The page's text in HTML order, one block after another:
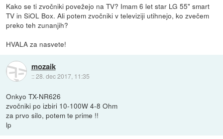
Kako se ti zvočniki povežejo na TV? Imam 6 let star LG 55" smart
TV in SiOL Box. Ali potem zvočniki v televiziji utihnejo, ko zvečem
preko teh zunanjih?
HVALA za nasvete!
mozaik
::28. dec 2017, 11:35
Onkyo TX-NR626
zvočniki po izbiri 10-100W 4-8 Ohm
za prvo silo, potem te prime !!
lp